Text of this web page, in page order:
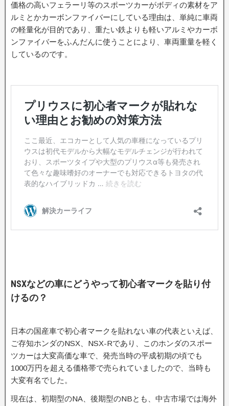
価格の高いフェラーリ等のスポーツカーがボディの素材をア
ルミとかカーボンファイバーにしている理由は、単純に車両
の軽量化が目的であり、重たい鉄よりも軽いアルミやカーボ
ンファイバーをふんだんに使うことにより、車両重量を軽く
しているのです。
NSXなどの車にどうやって初心者マークを貼り付
けるの？
日本の国産車で初心者マークを貼れない車の代表といえば、
ご存知ホンダのNSX、NSX-Rであり、このホンダのスポー
ツカーは大変高価な車で、発売当時の平成初期の頃でも
1000万円を超える価格帯で売られていましたので、当時も
大変有名でした。
現在は、初期型のNA、後期型のNBとも、中古市場では海外